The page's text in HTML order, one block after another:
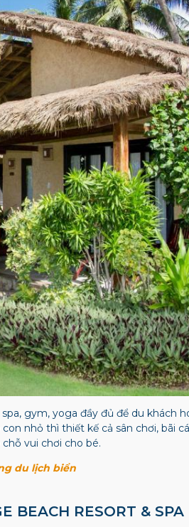
gym, yoga đầy đủ để du khách
nhỏ thì thiết kế cả sân chơi, bãi
vui chơi cho bé.
du lịch biển
BEACH RESORT & SPA